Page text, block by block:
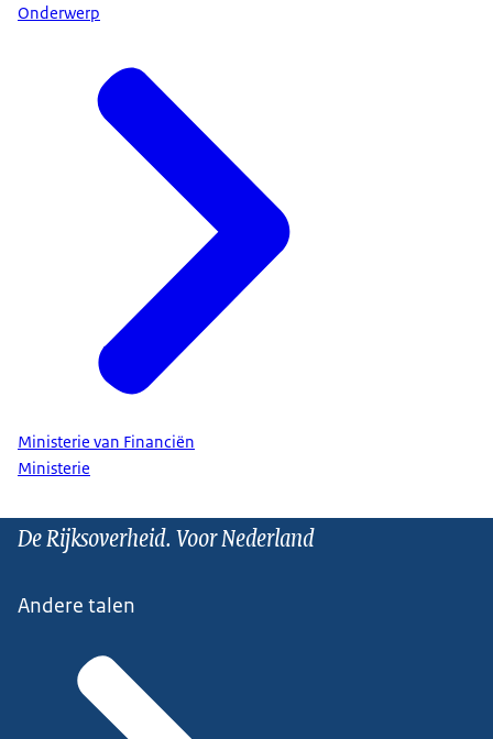
Onderwerp
Ministerie van Financiën
Ministerie
De Rijksoverheid. Voor Nederland
Andere talen